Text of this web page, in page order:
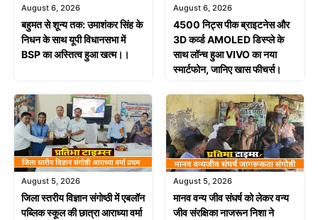
August 6, 2026
बहुमत से शून्य तक: उमाशंकर सिंह के
निधन के साथ यूपी विधानसभा में
BSP का अस्तित्व हुआ खत्म।।
August 6, 2026
4500 निट्स पीक ब्राइटनेस और
3D कर्व्ड AMOLED डिस्प्ले के
साथ लॉन्च हुआ VIVO का नया
स्मार्टफोन, जानिए खास फीचर्स।
August 5, 2026
जिला स्तरीय विज्ञान संगोष्ठी में एबलॉन
पब्लिक स्कूल की छात्रा आराध्या वर्मा
August 5, 2026
मानव वन्य जीव संघर्ष को लेकर वन्य
जीव संरक्षिका नाजरून निशा ने